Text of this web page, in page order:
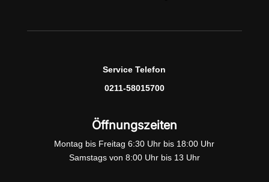
Service Telefon
0211-58015700
Öffnungszeiten
Montag bis Freitag 6:30 Uhr bis 18:00 Uhr
Samstags von 8:00 Uhr bis 13 Uhr